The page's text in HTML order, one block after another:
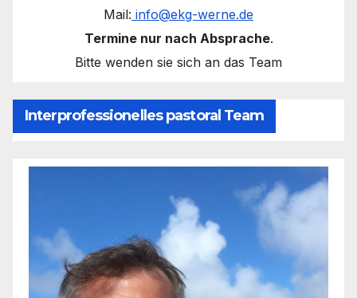
Mail: info@ekg-werne.de
Termine nur nach Absprache.
Bitte wenden sie sich an das Team
Interprofessionelles pastoral Team